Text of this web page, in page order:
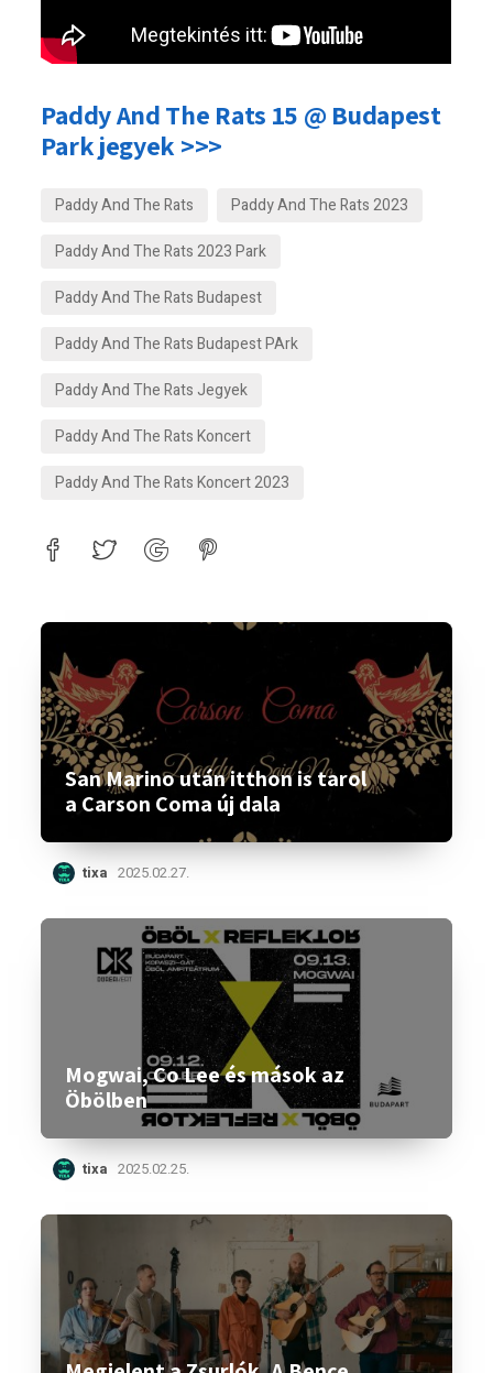
Paddy And The Rats 15 @ Budapest
Park jegyek >>>
Paddy And The Rats
Paddy And The Rats 2023
Paddy And The Rats 2023 Park
Paddy And The Rats Budapest
Paddy And The Rats Budapest PArk
Paddy And The Rats Jegyek
Paddy And The Rats Koncert
Paddy And The Rats Koncert 2023
San Marino után itthon is tarol
a Carson Coma új dala
tixa 2025.02.27.
Mogwai, Co Lee és mások az
Öbölben
tixa 2025.02.25.